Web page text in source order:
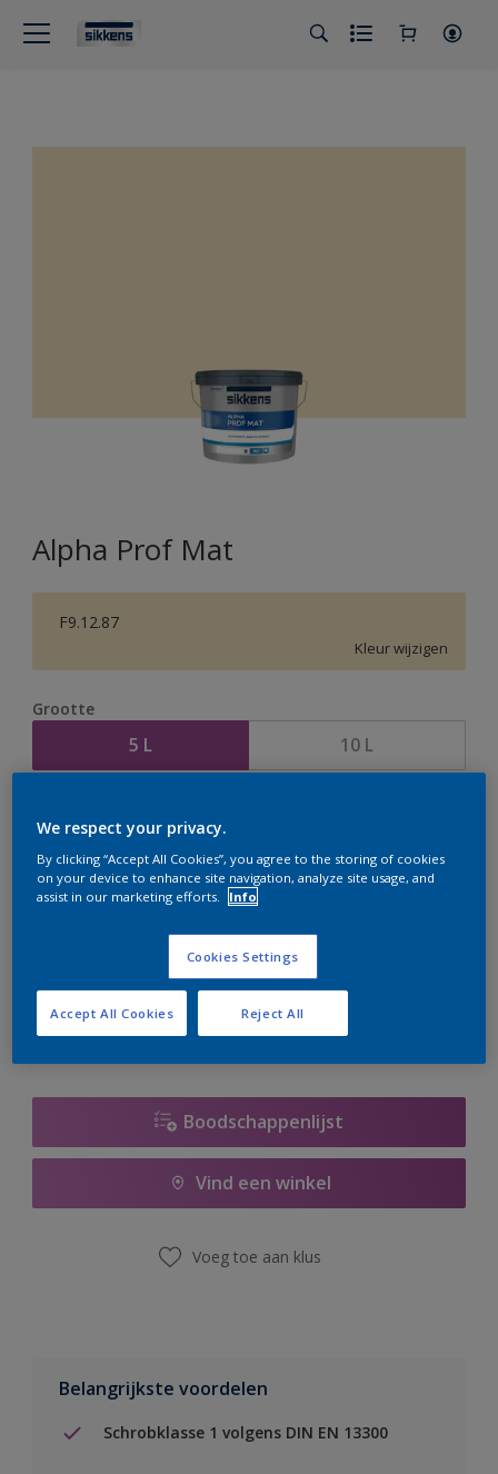
Alpha Prof Mat
F9.12.87
Kleur wijzigen
Grootte
5 L 10 L
Bereken
Op dit moment is het niet mogelijk dit product online
te bestellen. Houd de website in de gaten, we werken
er hard aan om de voorraad aan te vullen.
Boodschappenlijst
Vind een winkel
Voeg toe aan klus
Belangrijkste voordelen
Schrobklasse 1 volgens DIN EN 13300
We respect your privacy.
By clicking “Accept All Cookies”, you agree to the storing of cookies
on your device to enhance site navigation, analyze site usage, and
assist in our marketing efforts.
Info
Cookies Settings
Reject All
Accept All Cookies